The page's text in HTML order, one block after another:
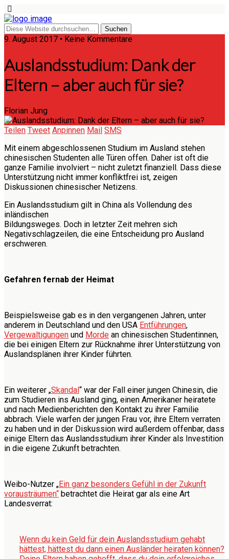
9. August 2017 • Keine Kommentare
Auslandsstudium: Dank der
Eltern – aber auch für sie?
Florian Jung
Teilen Tweet Anpinnen Mail SMS
Mit einem abgeschlossenen Studium im Ausland stehen
chinesischen Studenten alle Türen offen. Daher ist oft die
ganze Familie involviert – nicht zuletzt finanziell. Dass diese
Unterstützung nicht immer konfliktfrei ist, zeigen
Diskussionen chinesischer Netizens.
Ein Auslandsstudium gilt in China als Vollendung des
inländischen
Bildungsweges. Doch in letzter Zeit mehren sich
Negativschlagzeilen, die eine Entscheidung pro Ausland
erschweren.
Gefahren fernab der Heimat
Beispielsweise gab es in den vergangenen Jahren, unter
anderem in Deutschland und den USA Entführungen,
Vergewaltigungen und Morde an chinesischen Studentinnen,
die bei einigen Eltern zur Rücknahme ihrer Unterstützung von
Auslandsplänen ihrer Kinder führten.
Ein weiterer „Skandal“ war der Fall einer jungen Chinesin, die
zum Studieren ins Ausland ging, einen Amerikaner heiratete
und nach Medienberichten den Kontakt zu ihrer Familie
abbrach. Viele warfen der jungen Frau vor, ihre Eltern verraten
zu haben und in der Diskussion wird außerdem offenbar, dass
einige Eltern das Auslandsstudium ihrer Kinder als Investition
in die eigene Zukunft betrachten.
Weibo-Nutzer „Ein ganz besonders Gefühl in der Zukunft
vorausträumen“ betrachtet die Heirat gar als eine Art
Landesverrat:
Wenn du kein Geld für dein Auslandsstudium gehabt
hättest, hättest du dann einen Ausländer heiraten können?